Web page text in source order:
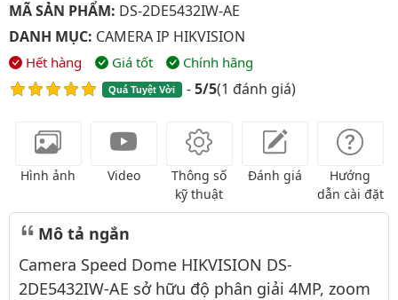
MÃ SẢN PHẨM: DS-2DE5432IW-AE
DANH MỤC: CAMERA IP HIKVISION
Hết hàng Giá tốt Chính hãng
Quá Tuyệt Vời -5/5(1 đánh giá)
Hình ảnh Video
Thông số
kỹ thuật
Đánh giá
Hướng
dẫn cài đặt
Mô tả ngắn
Camera Speed Dome HIKVISION DS-
2DE5432IW-AE sở hữu độ phân giải 4MP, zoom